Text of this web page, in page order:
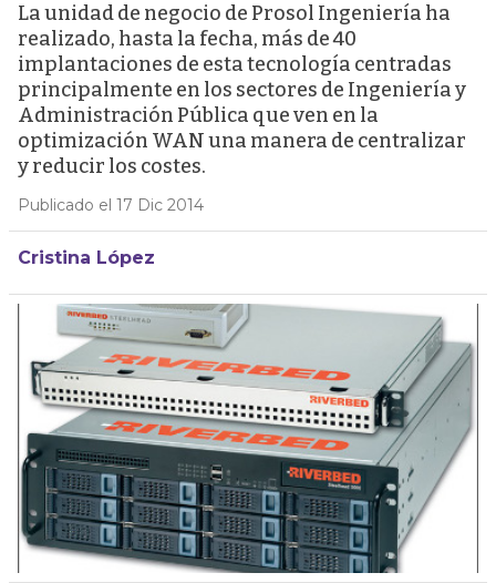
La unidad de negocio de Prosol Ingeniería ha
realizado, hasta la fecha, más de 40
implantaciones de esta tecnología centradas
principalmente en los sectores de Ingeniería y
Administración Pública que ven en la
optimización WAN una manera de centralizar
y reducir los costes.
Publicado el 17 Dic 2014
Cristina López